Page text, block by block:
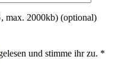
max. 2000kb) (optional)
und stimme ihr zu. *